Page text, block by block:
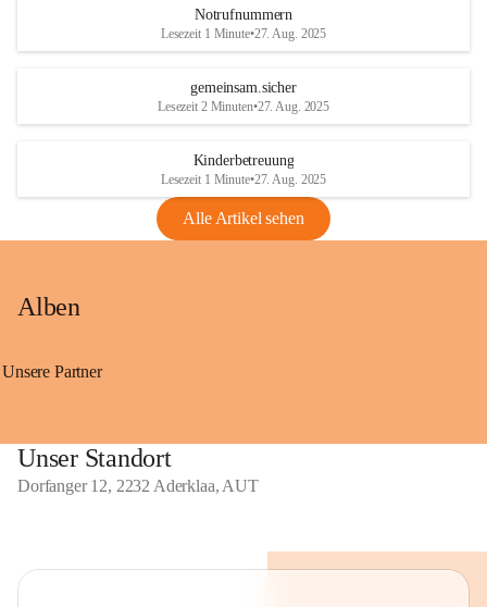
Notrufnummern
Lesezeit 1 Minute•27. Aug. 2025
gemeinsam.sicher
Lesezeit 2 Minuten•27. Aug. 2025
Kinderbetreuung
Lesezeit 1 Minute•27. Aug. 2025
Alle Artikel sehen
Alben
Unsere Partner
Unser Standort
Dorfanger 12, 2232 Aderklaa, AUT